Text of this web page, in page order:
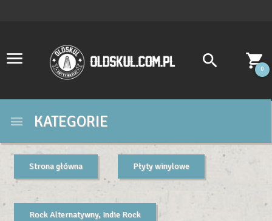
0
KATEGORIE
Strona główna Płyty winylowe
Rock Alternatywny, Indie Rock